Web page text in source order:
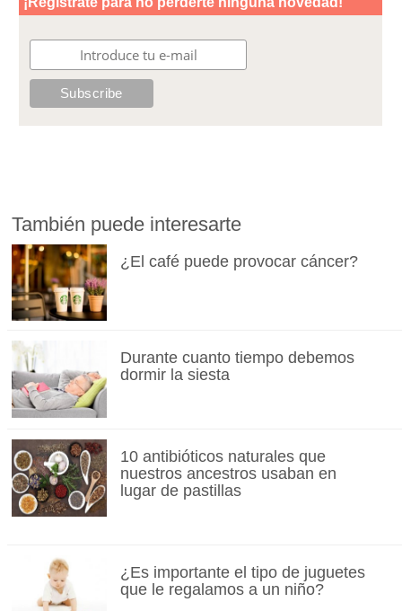
También puede interesarte
¿El café puede provocar cáncer?
Durante cuanto tiempo debemos
dormir la siesta
10 antibióticos naturales que
nuestros ancestros usaban en
lugar de pastillas
¿Es importante el tipo de juguetes
que le regalamos a un niño?